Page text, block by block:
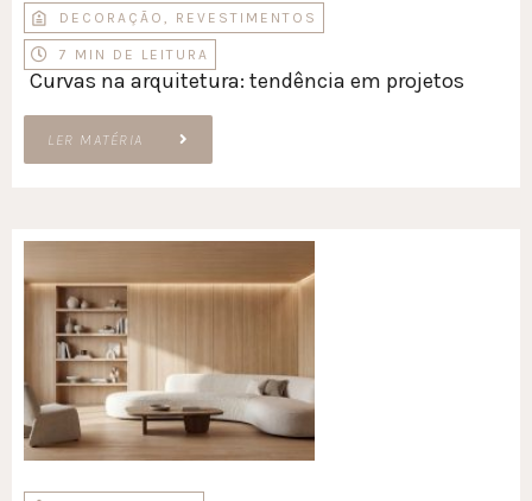
DECORAÇÃO , REVESTIMENTOS
7 MIN DE LEITURA
Curvas na arquitetura: tendência em projetos
LER MATÉRIA